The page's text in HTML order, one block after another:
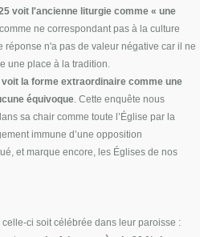
voit l'ancienne liturgie comme « une
ne correspondant pas à la culture
n'a pas de valeur négative car il ne
une place à la tradition.
la forme extraordinaire comme une
équivoque. Cette enquête nous
sa chair comme toute l’Église par la
immune d’une opposition
et marque encore, les Églises de nos
ci soit célébrée dans leur paroisse :